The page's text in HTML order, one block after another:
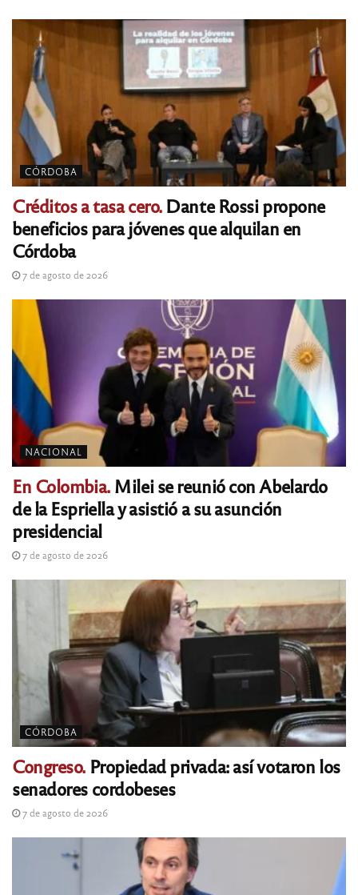
CÓRDOBA
Créditos a tasa cero.Dante Rossi propone
beneficios para jóvenes que alquilan en
Córdoba
7 de agosto de 2026
NACIONAL
En Colombia.Milei se reunió con Abelardo
de la Espriella y asistió a su asunción
presidencial
7 de agosto de 2026
CÓRDOBA
Congreso. Propiedad privada: así votaron los
senadores cordobeses
7 de agosto de 2026